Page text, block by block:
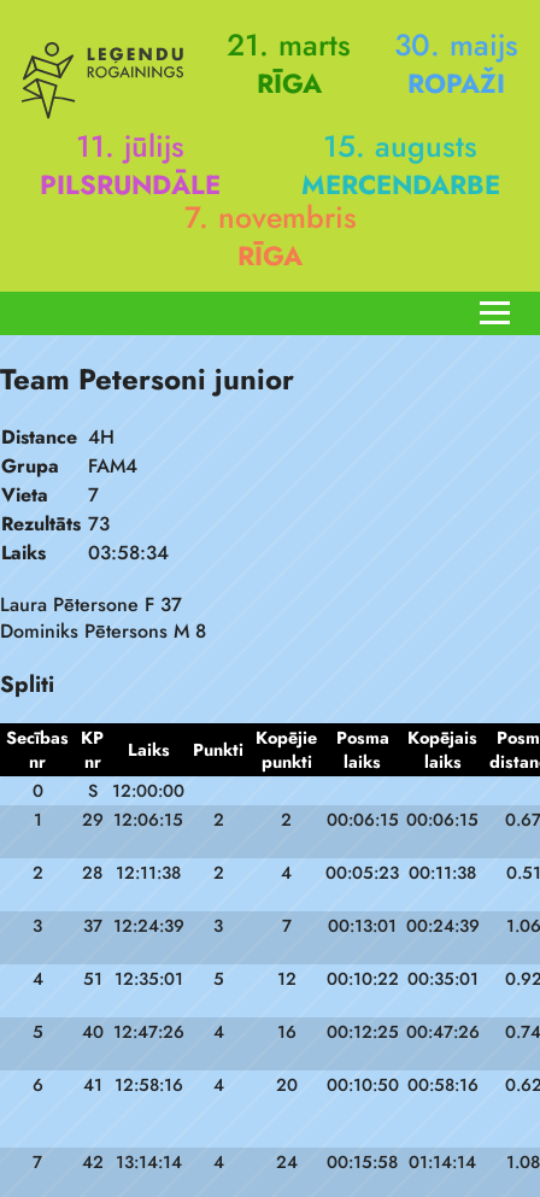
21. marts
RĪGA
30. maijs
ROPAŽI
11. jūlijs
PILSRUNDĀLE
15. augusts
MERCENDARBE
7. novembris
RĪGA
Team Petersoni junior
Distance 4H
Grupa
FAM4
Vieta
7
Rezultāts 73
Laiks
03:58:34
Laura Pētersone F 37
Dominiks Pētersons M 8
Spliti
Secības
nr
KP
nr
Laiks Punkti Kopējie
punkti
Posma
laiks
Kopējais
laiks
0
S
12:00:00
1
29 12:06:15 2 2 00:06:15 00:06:15 0.67
2 28 12:11:38 2 4 00:05:23 00:11:38 0.51
3 37 12:24:39 3 7 00:13:01 00:24:39 1.06
4 51 12:35:01 5 12 00:10:22 00:35:01
5 40 12:47:26 4 16 00:12:25 00:47:26 0.74
6 41 12:58:16 4 20 00:10:50 00:58:16
7 42 13:14:14 4 24 00:15:58 01:14:14 1.08